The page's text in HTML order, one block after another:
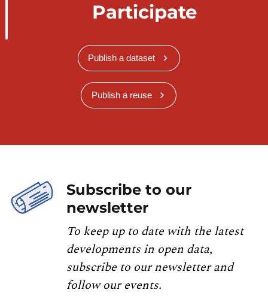
Participate
Publish a dataset
Publish a reuse
Subscribe to our
newsletter
To keep up to date with the latest
developments in open data,
subscribe to our newsletter and
follow our events.